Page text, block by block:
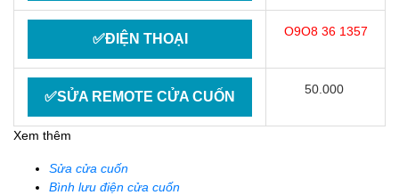
✅ĐIỆN THOẠI O9O8 36 1357
✅SỬA REMOTE CỬA CUỐN 50.000
Xem thêm
Sửa cửa cuốn
Bình lưu điện cửa cuốn